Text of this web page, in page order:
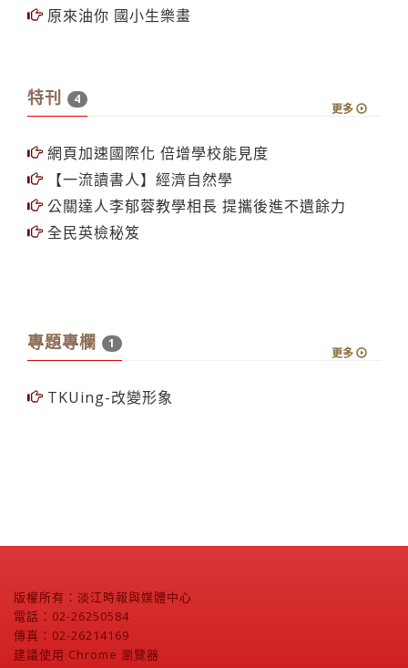
原來油你 國小生樂畫
特刊 4
更多
網頁加速國際化 倍增學校能見度
【一流讀書人】經濟自然學
公關達人李郁蓉教學相長 提攜後進不遺餘力
全民英檢秘笈
專題專欄 1
更多
TKUing-改變形象
版權所有：淡江時報與媒體中心
電話：02-26250584
傳真：02-26214169
建議使用 Chrome 瀏覽器